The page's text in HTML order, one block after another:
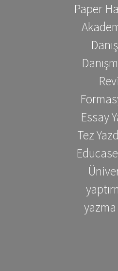
Paper
Essay
Tez